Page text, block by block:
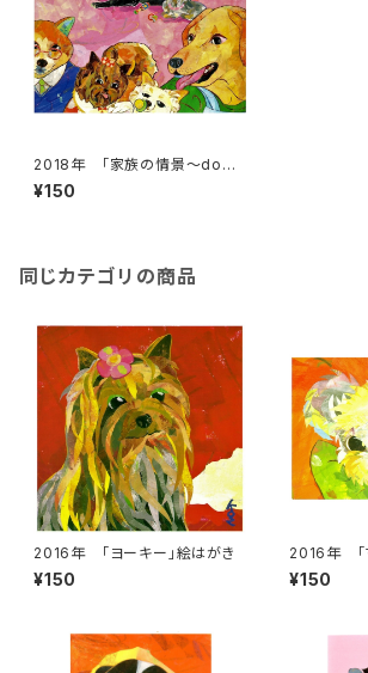
2018年 「家族の情景～dogs
~」絵はがき
¥150
同じカテゴリの商品
2016年 「ヨーキー」絵はがき
¥150
2016年 「
はがき
¥150